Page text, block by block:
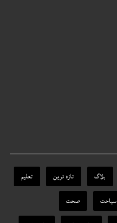
بلاگ تازہ ترین
تعلیم
سیاحت
صحت